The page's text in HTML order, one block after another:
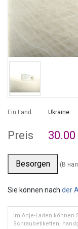
Ein Land Ukraine
Preis 30.00
Besorgen (В
Sie können nach der
Im Anje-Laden können
Schraubetiketten,